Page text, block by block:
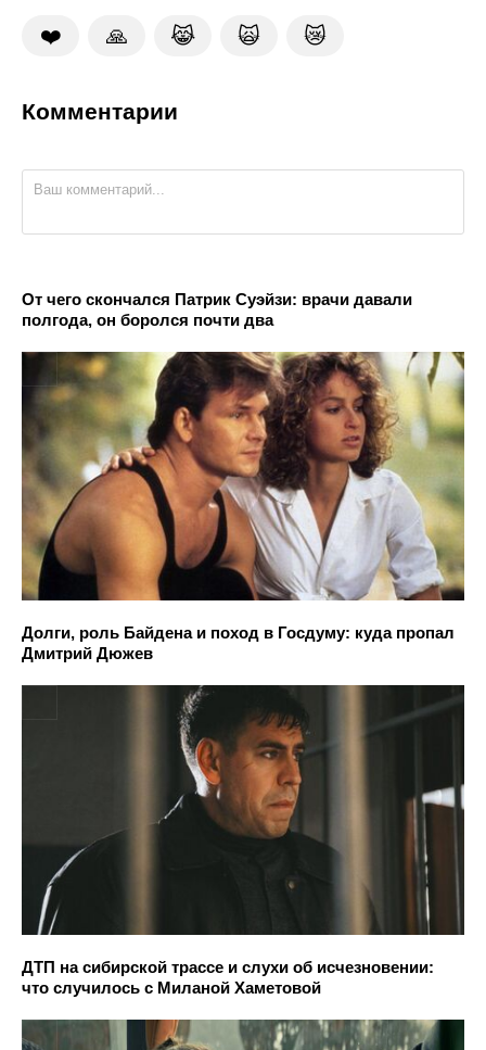
❤️ 🙏 😹 🙀 😿
Комментарии
От чего скончался Патрик Суэйзи: врачи давали
полгода, он боролся почти два
Долги, роль Байдена и поход в Госдуму: куда пропал
Дмитрий Дюжев
ДТП на сибирской трассе и слухи об исчезновении:
что случилось с Миланой Хаметовой